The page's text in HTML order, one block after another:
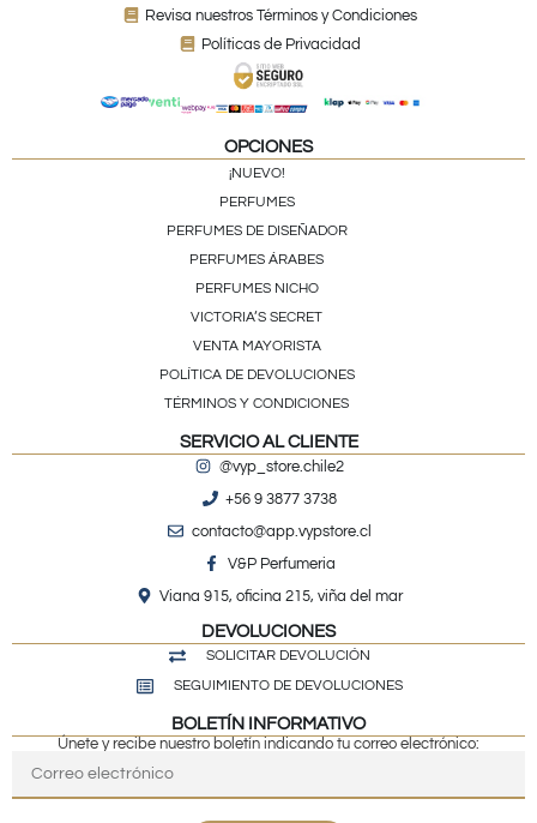
Revisa nuestros Términos y Condiciones
Políticas de Privacidad
OPCIONES
¡NUEVO!
PERFUMES
PERFUMES DE DISEÑADOR
PERFUMES ÁRABES
PERFUMES NICHO
VICTORIA’S SECRET
VENTA MAYORISTA
POLÍTICA DE DEVOLUCIONES
TÉRMINOS Y CONDICIONES
SERVICIO AL CLIENTE
@vyp_store.chile2
+56 9 3877 3738
contacto@app.vypstore.cl
V&P Perfumeria
Viana 915, oficina 215, viña del mar
DEVOLUCIONES
SOLICITAR DEVOLUCIÓN
SEGUIMIENTO DE DEVOLUCIONES
BOLETÍN INFORMATIVO
Únete y recibe nuestro boletín indicando tu correo electrónico: